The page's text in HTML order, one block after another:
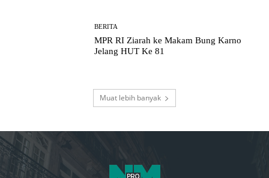
BERITA
MPR RI Ziarah ke Makam Bung Karno
Jelang HUT Ke 81
Muat lebih banyak